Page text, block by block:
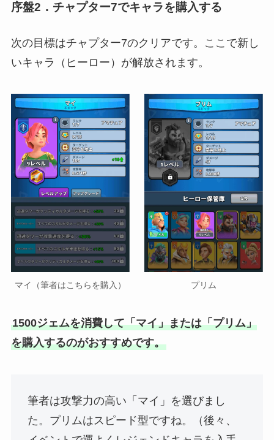
序盤2．チャプター7でキャラを購入する
次の目標はチャプター7のクリアです。ここで新し
いキャラ（ヒーロー）が解放されます。
マイ（筆者はこちらを購入） プリム
1500ジェムを消費して「マイ」または「プリム」
を購入するのがおすすめです。
筆者は攻撃力の高い「マイ」を選びまし
た。プリムはスピード型ですね。（後々、